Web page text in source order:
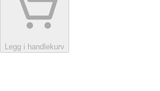
Legg i handlekurv